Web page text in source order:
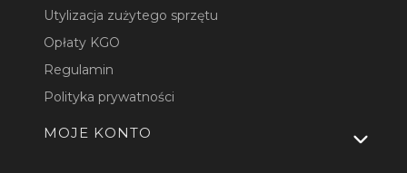
Utylizacja zużytego sprzętu
Opłaty KGO
Regulamin
Polityka prywatności
MOJE KONTO